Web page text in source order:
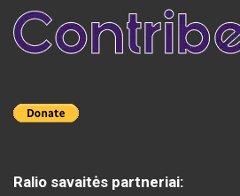
Ralio savaitės partneriai: